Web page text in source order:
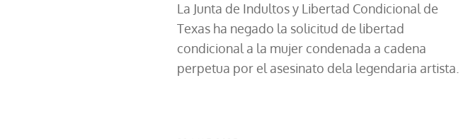
La Junta de Indultos y Libertad Condicional de
Texas ha negado la solicitud de libertad
condicional a la mujer condenada a cadena
perpetua por el asesinato dela legendaria artista.